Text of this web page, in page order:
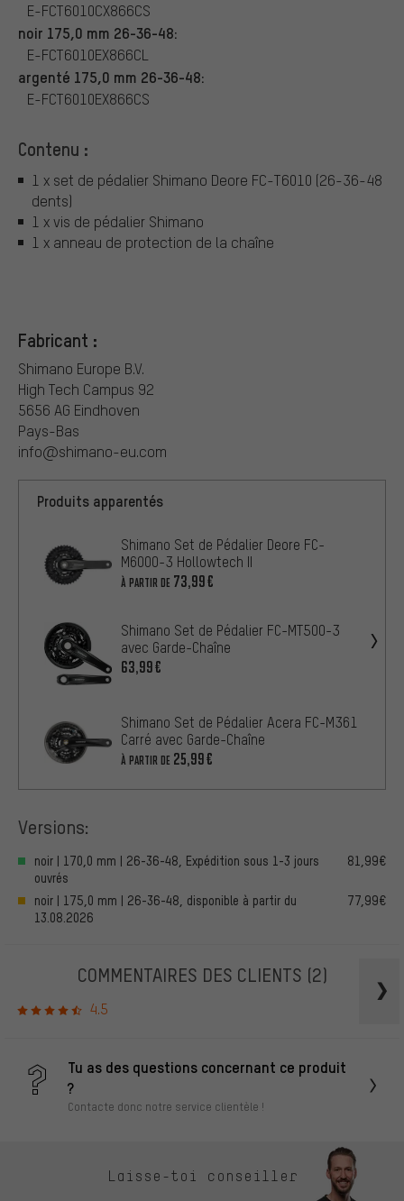
E-FCT6010CX866CS
noir 175,0 mm 26-36-48:
E-FCT6010EX866CL
argenté 175,0 mm 26-36-48:
E-FCT6010EX866CS
Contenu :
1 x set de pédalier Shimano Deore FC-T6010 (26-36-48
dents)
1 x vis de pédalier Shimano
1 x anneau de protection de la chaîne
Fabricant :
Shimano Europe B.V.
High Tech Campus 92
5656 AG Eindhoven
Pays-Bas
info@shimano-eu.com
Produits apparentés
Shimano Set de Pédalier Deore FC-
M6000-3 Hollowtech II
À PARTIR DE 73,99€
Shimano Set de Pédalier FC-MT500-3
avec Garde-Chaîne
63,99€
Shimano Set de Pédalier Acera FC-M361
Carré avec Garde-Chaîne
À PARTIR DE 25,99€
Versions:
noir | 170,0 mm | 26-36-48, Expédition sous 1-3 jours
ouvrés
81,99€
noir | 175,0 mm | 26-36-48, disponible à partir du
13.08.2026
77,99€
COMMENTAIRES DES CLIENTS (2)
4.5
Tu as des questions concernant ce produit
?
Contacte donc notre service clientèle !
Laisse-toi conseiller